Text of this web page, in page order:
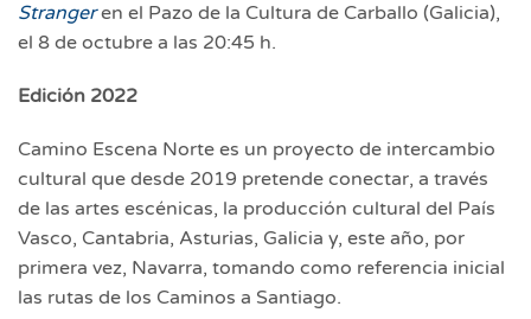
Strangeren el Pazo de la Cultura de Carballo (Galicia),
el 8 de octubre a las 20:45 h.
Edición 2022
Camino Escena Norte es un proyecto de intercambio
cultural que desde 2019 pretende conectar, a través
de las artes escénicas, la producción cultural del País
Vasco, Cantabria, Asturias, Galicia y, este año, por
primera vez, Navarra, tomando como referencia inicial
las rutas de los Caminos a Santiago.